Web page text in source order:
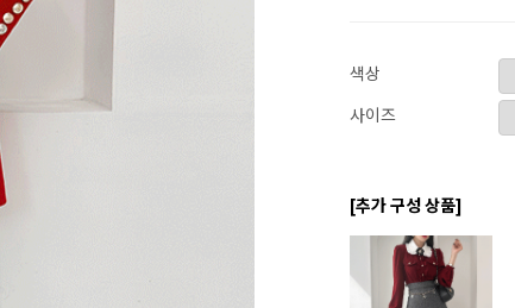
색상
사이즈
[추가 구성 상품]